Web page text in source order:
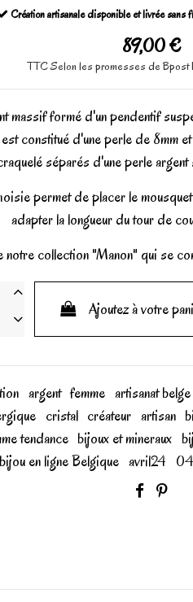
Création artisanale disponible et livrée sans
89,00 €
TTCSelon les promesses de Bpost
massif formé d'un pendentif
constitué d'une perle de 8mm
séparés d'une perle
permet de placer le
adapter la longueur du tour de
notre collection "Manon" qui se
Ajoutez à votre
argent femme artisanat belge
cristal créateur artisan
tendance bijoux et mineraux
bijou en ligne Belgique avril24